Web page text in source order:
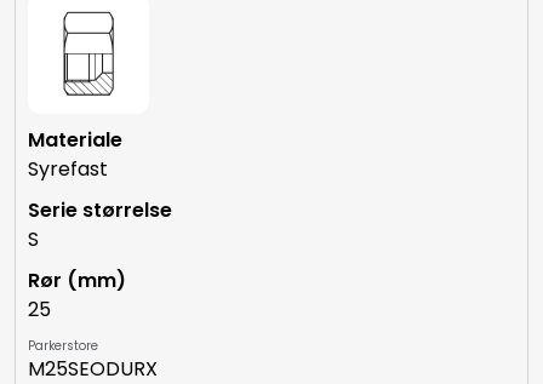
Syrefast
S
25
Parkerstore
M25SEODURX